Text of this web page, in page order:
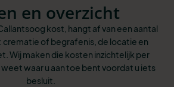
en overzicht
kost, hangt af van een aantal
crematie of begrafenis, de locatie en
Wij maken die kosten inzichtelijk per
waar u aan toe bent voordat u iets
besluit.